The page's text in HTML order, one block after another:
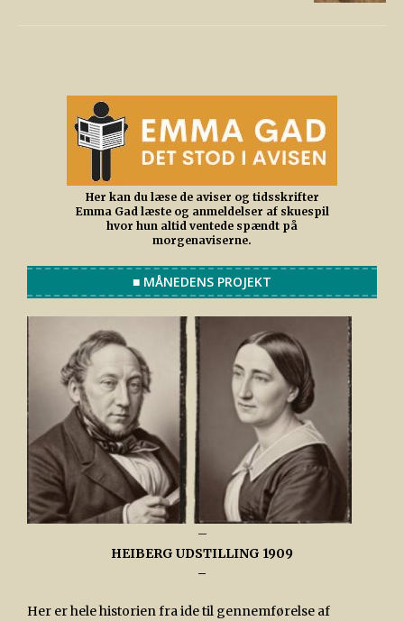
Her kan du læse de aviser og tidsskrifter
Emma Gad læste og anmeldelser af skuespil
hvor hun altid ventede spændt på
morgenaviserne.
■ MÅNEDENS PROJEKT
–
HEIBERG UDSTILLING 1909
–
Her er hele historien fra ide til gennemførelse af